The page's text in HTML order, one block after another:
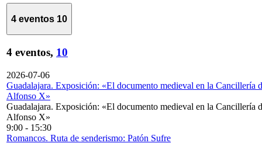
4 eventos 10
4 eventos, 10
2026-07-06
Guadalajara. Exposición: «El documento medieval en la Cancillería
Alfonso X»
Guadalajara. Exposición: «El documento medieval en la Cancillería
Alfonso X»
9:00 - 15:30
Romancos. Ruta de senderismo: Patón Sufre